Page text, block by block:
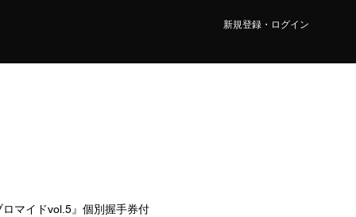
新規登録・ログイン
マイドvol.5』個別握手券付